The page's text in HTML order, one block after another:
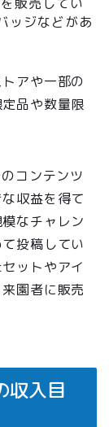
ッジなどがあ
アや一部の
品や数量限
コンテンツ
収益を得て
なチャレン
投稿してい
ットやアイ
園者に販売
収入目